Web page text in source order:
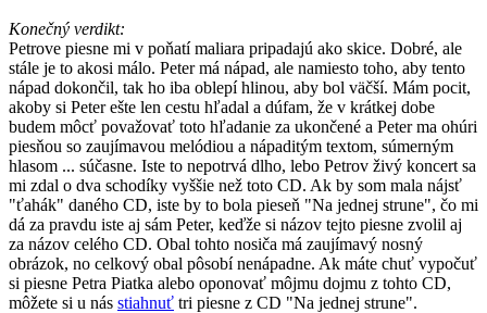
Konečný verdikt:
Petrove piesne mi v poňatí maliara pripadajú ako skice. Dobré, ale
stále je to akosi málo. Peter má nápad, ale namiesto toho, aby tento
nápad dokončil, tak ho iba oblepí hlinou, aby bol väčší. Mám pocit,
akoby si Peter ešte len cestu hľadal a dúfam, že v krátkej dobe
budem môcť považovať toto hľadanie za ukončené a Peter ma ohúri
piesňou so zaujímavou melódiou a nápaditým textom, súmerným
hlasom ... súčasne. Iste to nepotrvá dlho, lebo Petrov živý koncert sa
mi zdal o dva schodíky vyššie než toto CD. Ak by som mala nájsť
"ťahák" daného CD, iste by to bola pieseň "Na jednej strune", čo mi
dá za pravdu iste aj sám Peter, keďže si názov tejto piesne zvolil aj
za názov celého CD. Obal tohto nosiča má zaujímavý nosný
obrázok, no celkový obal pôsobí nenápadne. Ak máte chuť vypočuť
si piesne Petra Piatka alebo oponovať môjmu dojmu z tohto CD,
môžete si u nás stiahnuť tri piesne z CD "Na jednej strune".